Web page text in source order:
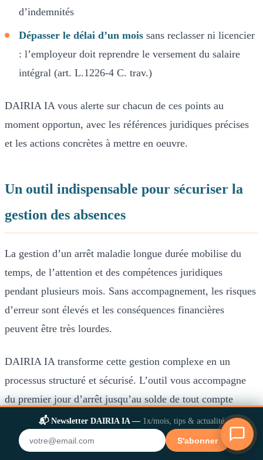
d’indemnités
Dépasser le délai d’un mois sans reclasser ni licencier
: l’employeur doit reprendre le versement du salaire
intégral (art. L.1226-4 C. trav.)
DAIRIA IA vous alerte sur chacun de ces points au
moment opportun, avec les références juridiques précises
et les actions concrètes à mettre en oeuvre.
Un outil indispensable pour sécuriser la
gestion des absences
La gestion d’un arrêt maladie longue durée mobilise du
temps, de l’attention et des compétences juridiques
pendant plusieurs mois. Sans accompagnement, les risques
d’erreur sont élevés et les conséquences financières
peuvent être très lourdes.
DAIRIA IA transforme cette gestion complexe en un
processus structuré et sécurisé. L’outil vous accompagne
du premier jour d’arrêt jusqu’au solde de tout compte
éventuel. Chaque réponse est sourcée, chaque calcul est
vérifiable, chaque alerte est fondée sur les textes en
vigueur.
📬 Newsletter DAIRIA IA — 1x/mois, tips & actualité
S'abonner ✕